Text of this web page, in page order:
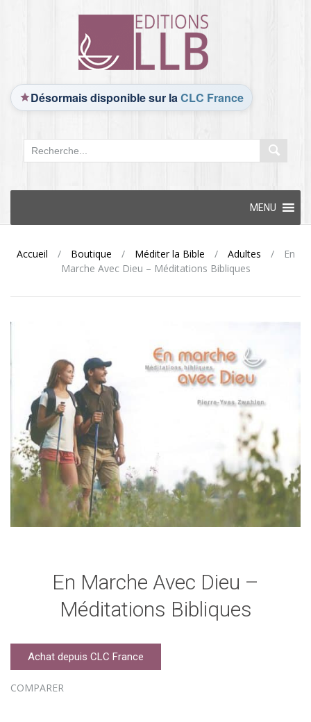
Désormais disponible sur laCLC France
content
MENU
Accueil / Boutique / Méditer la Bible / Adultes /
En
Marche Avec Dieu – Méditations Bibliques
En Marche Avec Dieu –
Méditations Bibliques
Achat depuis CLC France
COMPARER